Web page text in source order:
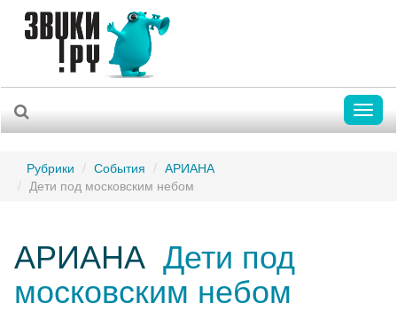
Рубрики События
АРИАНА
Дети под московским небом
АРИАНА Дети под
московским небом